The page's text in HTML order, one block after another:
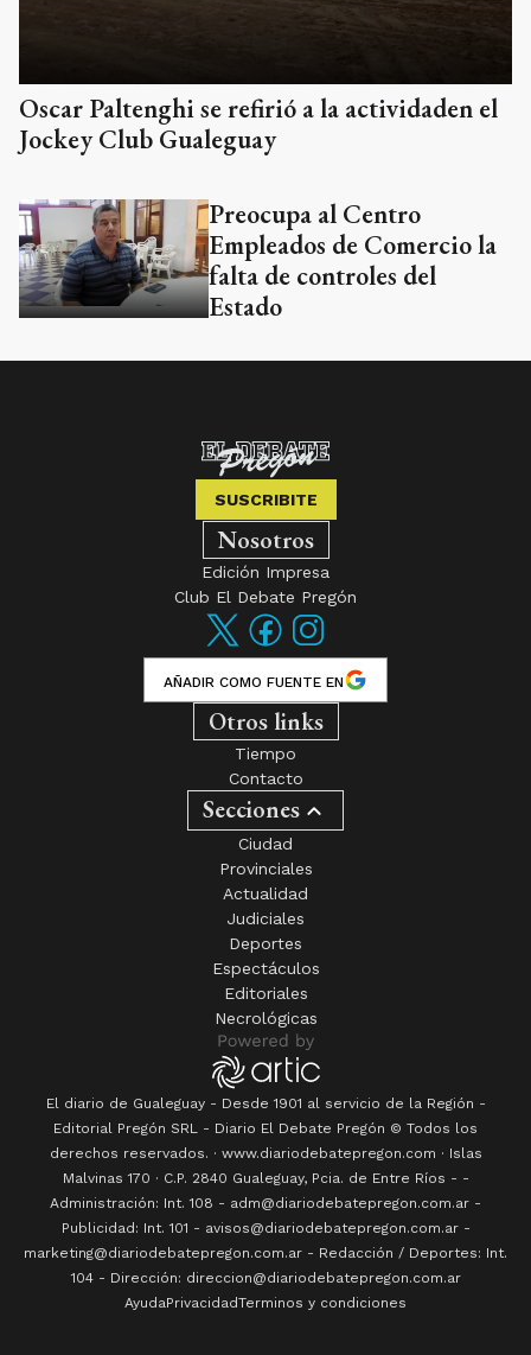
Oscar Paltenghi se refirió a la actividaden el
Jockey Club Gualeguay
Preocupa al Centro
Empleados de Comercio la
falta de controles del
Estado
SUSCRIBITE
Nosotros
Edición Impresa
Club El Debate Pregón
AÑADIR COMO FUENTE EN
Otros links
Tiempo
Contacto
Secciones
Ciudad
Provinciales
Actualidad
Judiciales
Deportes
Espectáculos
Editoriales
Necrológicas
El diario de Gualeguay - Desde 1901 al servicio de la Región -
Editorial Pregón SRL - Diario El Debate Pregón © Todos los
derechos reservados. · www.diariodebatepregon.com · Islas
Malvinas 170 · C.P. 2840 Gualeguay, Pcia. de Entre Ríos - -
Administración: Int. 108 - adm@diariodebatepregon.com.ar -
Publicidad: Int. 101 - avisos@diariodebatepregon.com.ar -
marketing@diariodebatepregon.com.ar - Redacción / Deportes: Int.
104 - Dirección: direccion@diariodebatepregon.com.ar
AyudaPrivacidadTerminos y condiciones